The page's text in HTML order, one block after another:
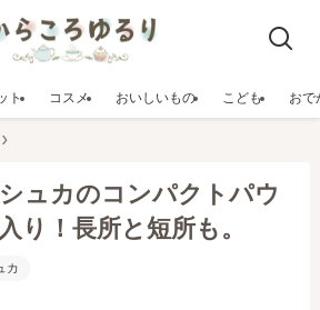
ト コスメ おいしいもの こども おで
ュカのコンパクトパウ
り！長所と短所も。
カ